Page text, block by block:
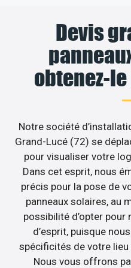
Devis
obtenez-
Notre société
Grand-Lucé (72) se
pour visualiser votre
Dans cet esprit, nous
précis pour la pose de
panneaux solaires, au
possibilité d’opter
d’esprit, puisque
spécificités de votre lieu
Nous vous offrons